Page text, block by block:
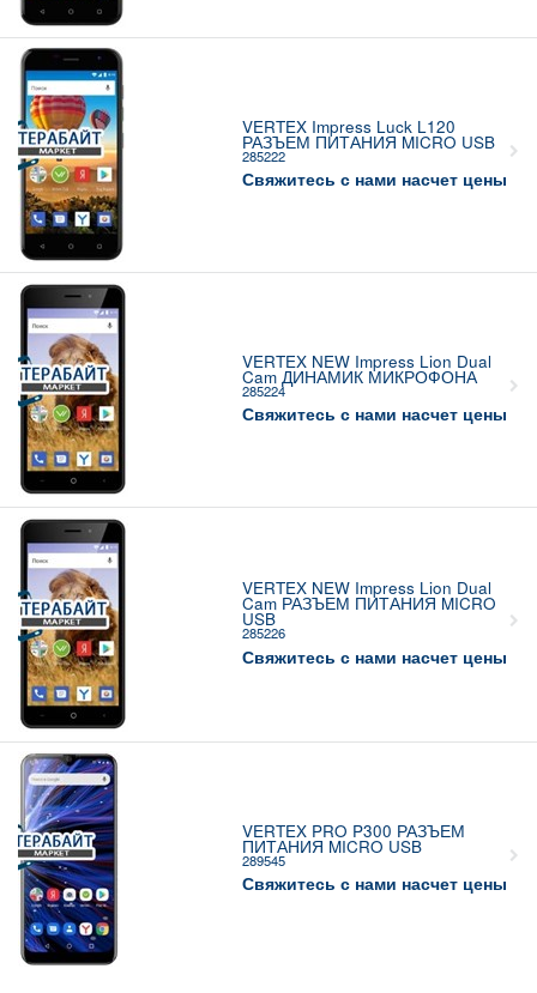
VERTEX Impress Luck L120
РАЗЪЕМ ПИТАНИЯ MICRO USB
285222
Свяжитесь с нами насчет цены
VERTEX NEW Impress Lion Dual
Cam ДИНАМИК МИКРОФОНА
285224
Свяжитесь с нами насчет цены
VERTEX NEW Impress Lion Dual
Cam РАЗЪЕМ ПИТАНИЯ MICRO
USB
285226
Свяжитесь с нами насчет цены
VERTEX PRO P300 РАЗЪЕМ
ПИТАНИЯ MICRO USB
289545
Свяжитесь с нами насчет цены